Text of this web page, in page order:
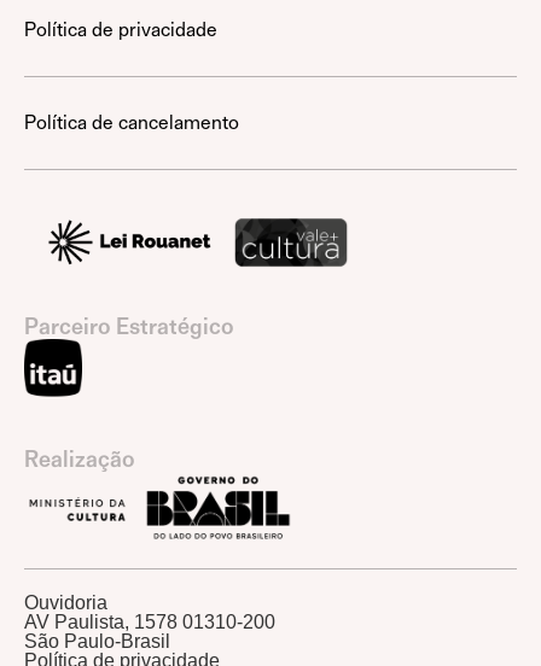
Política de privacidade
Política de cancelamento
Parceiro Estratégico
Realização
Ouvidoria
AV Paulista, 1578 01310-200
São Paulo-Brasil
Política de privacidade